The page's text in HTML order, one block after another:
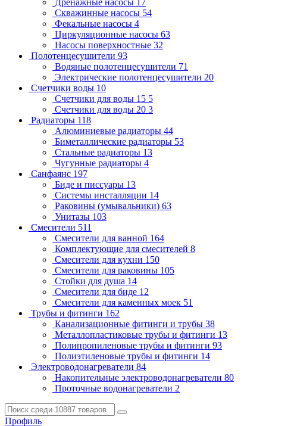
Дренажные насосы 17
Скважинные насосы 54
Фекальные насосы 4
Циркуляционные насосы 63
Насосы поверхностные 32
Полотенцесушители 93
Водяные полотенцесушители 71
Электрические полотенцесушители 20
Счетчики воды 10
Счетчики для воды 15 5
Счетчики для воды 20 3
Радиаторы 118
Алюминиевые радиаторы 44
Биметаллические радиаторы 53
Стальные радиаторы 13
Чугунные радиаторы 4
Санфаянс 197
Биде и писсуары 13
Системы инсталляции 14
Раковины (умывальники) 63
Унитазы 103
Смесители 511
Смесители для ванной 164
Комплектующие для смесителей 8
Смесители для кухни 150
Смесители для раковины 105
Стойки для душа 14
Смесители для биде 12
Смесители для каменных моек 51
Трубы и фитинги 162
Канализационные фитинги и трубы 38
Металлопластиковые трубы и фитинги 13
Полипропиленовые трубы и фитинги 93
Полиэтиленовые трубы и фитинги 14
Электроводонагреватели 84
Накопительные электроводонагреватели 80
Проточные водонагреватели 2
Профиль